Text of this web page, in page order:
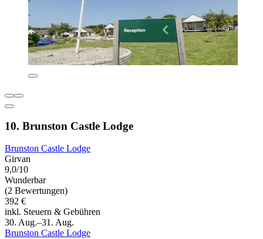
10. Brunston Castle Lodge
Brunston Castle Lodge
Girvan
9,0/10
Wunderbar
(2 Bewertungen)
392 €
inkl. Steuern & Gebühren
30. Aug.–31. Aug.
Brunston Castle Lodge